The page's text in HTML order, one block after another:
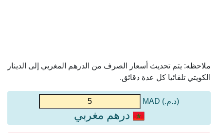
ملاحظه: يتم تحديث أسعار الصرف من الدرهم المغربي إلى الدينار
الكويتي تلقائيا كل عدة دقائق.
(د.م.) MAD
درهم مغربي